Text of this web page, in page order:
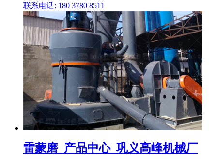
联系电话: 180 3780 8511
雷蒙磨_产品中心_巩义高峰机械厂